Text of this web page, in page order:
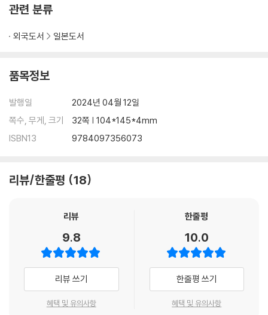
관련 분류
외국도서 일본도서
품목정보
발행일
2024년 04월 12일
쪽수, 무게, 크기
32쪽 | 104*145*4mm
ISBN13
9784097356073
리뷰/한줄평 18
리뷰
9.8
리뷰 쓰기
혜택 및 유의사항
한줄평
10.0
한줄평 쓰기
혜택 및 유의사항